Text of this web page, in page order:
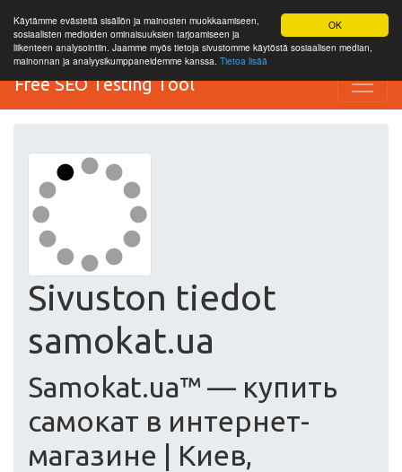
OK
Käytämme evästeitä sisällön ja mainosten muokkaamiseen,
sosiaalisten medioiden ominaisuuksien tarjoamiseen ja
liikenteen analysointiin. Jaamme myös tietoja sivustomme käytöstä sosiaalisen median,
mainonnan ja analyysikumppaneidemme kanssa. Tietoa lisää
Free SEO Testing Tool
Sivuston tiedot
samokat.ua
Samokat.ua™ — купить
самокат в интернет-
магазине | Киев,